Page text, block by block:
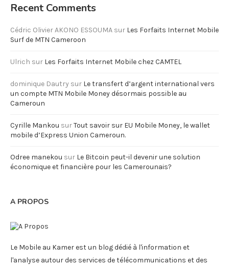
Recent Comments
Cédric Olivier AKONO ESSOUMA sur Les Forfaits Internet Mobile
Surf de MTN Cameroon
Ulrich sur Les Forfaits Internet Mobile chez CAMTEL
dominique Dautry sur Le transfert d’argent international vers
un compte MTN Mobile Money désormais possible au
Cameroun
Cyrille Mankou surTout savoir sur EU Mobile Money, le wallet
mobile d’Express Union Cameroun.
Odree manekou sur Le Bitcoin peut-il devenir une solution
économique et financière pour les Camerounais?
A PROPOS
Le Mobile au Kamer est un blog dédié à l'information et
l'analyse autour des services de télécommunications et des